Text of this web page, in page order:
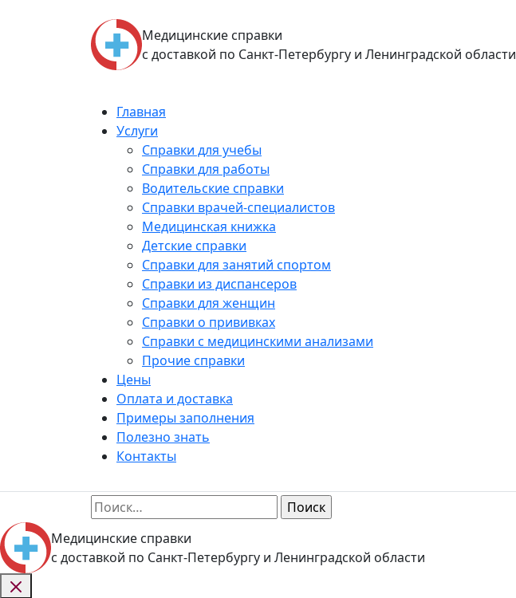
Медицинские справки
с доставкой по Санкт-Петербургу и Ленинградской области
Главная
Услуги
Справки для учебы
Справки для работы
Водительские справки
Справки врачей-специалистов
Медицинская книжка
Детские справки
Справки для занятий спортом
Справки из диспансеров
Справки для женщин
Справки о прививках
Справки с медицинскими анализами
Прочие справки
Цены
Оплата и доставка
Примеры заполнения
Полезно знать
Контакты
Найти:
Медицинские справки
с доставкой по Санкт-Петербургу и Ленинградской области